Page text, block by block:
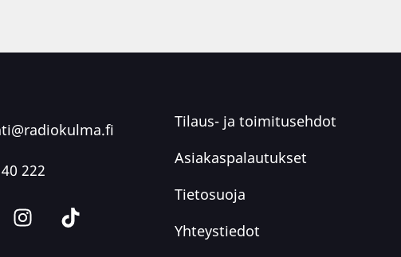
222
Tilaus- ja toimitusehdot
Asiakaspalautukset
Tietosuoja
Yhteystiedot